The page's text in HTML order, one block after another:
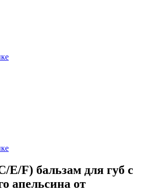
F) бальзам для губ с
апельсина от